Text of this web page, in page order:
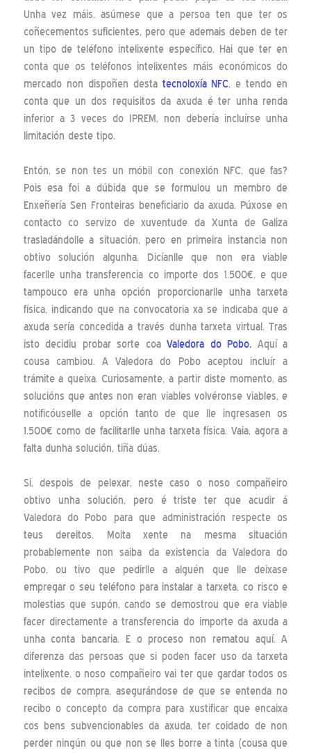
Unha vez máis, asúmese que a persoa ten que ter os
coñecementos suficientes, pero que ademais deben de ter
un tipo de teléfono intelixente específico. Hai que ter en
conta que os teléfonos intelixentes máis económicos do
mercado non dispoñen desta tecnoloxía NFC, e tendo en
conta que un dos requisitos da axuda é ter unha renda
inferior a 3 veces do IPREM, non debería incluírse unha
limitación deste tipo.
Entón, se non tes un móbil con conexión NFC, que fas?
Pois esa foi a dúbida que se formulou un membro de
Enxeñería Sen Fronteiras beneficiario da axuda. Púxose en
contacto co servizo de xuventude da Xunta de Galiza
trasladándolle a situación, pero en primeira instancia non
obtivo solución algunha. Dicíanlle que non era viable
facerlle unha transferencia co importe dos 1.500€, e que
tampouco era unha opción proporcionarlle unha tarxeta
física, indicando que na convocatoria xa se indicaba que a
axuda sería concedida a través dunha tarxeta virtual. Tras
isto decidiu probar sorte coaValedora do Pobo. Aquí a
cousa cambiou. A Valedora do Pobo aceptou incluír a
trámite a queixa. Curiosamente, a partir diste momento, as
solucións que antes non eran viables volvéronse viables, e
notificóuselle a opción tanto de que lle ingresasen os
1.500€ como de facilitarlle unha tarxeta física. Vaia, agora a
falta dunha solución, tiña dúas.
Si, despois de pelexar, neste caso o noso compañeiro
obtivo unha solución, pero é triste ter que acudir á
Valedora do Pobo para que administración respecte os
teus dereitos. Moita xente na mesma situación
probablemente non saiba da existencia da Valedora do
Pobo, ou tivo que pedirlle a alguén que lle deixase
empregar o seu teléfono para instalar a tarxeta, co risco e
molestias que supón, cando se demostrou que era viable
facer directamente a transferencia do importe da axuda a
unha conta bancaria. E o proceso non rematou aquí. A
diferenza das persoas que si poden facer uso da tarxeta
intelixente, o noso compañeiro vai ter que gardar todos os
recibos de compra, asegurándose de que se entenda no
recibo o concepto da compra para xustificar que encaixa
cos bens subvencionables da axuda, ter coidado de non
perder ningún ou que non se lles borre a tinta (cousa que